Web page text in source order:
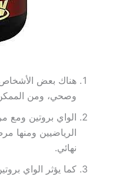
هناك بعض الأشخاص
وصحي، ومن الممكن
الواي بروتين ومع
الرياضيين ومنها
نهائي.
كما يؤثر الواي